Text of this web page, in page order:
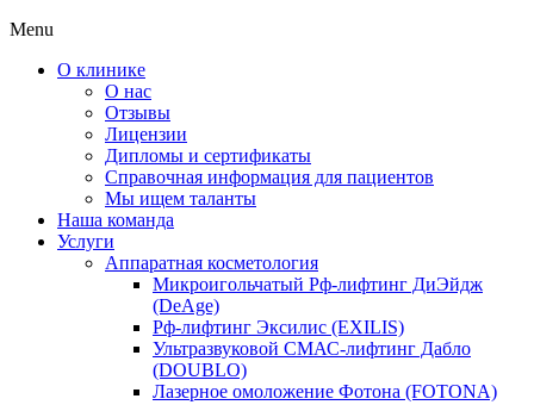
Menu
О клинике
О нас
Отзывы
Лицензии
Дипломы и сертификаты
Справочная информация для пациентов
Мы ищем таланты
Наша команда
Услуги
Аппаратная косметология
Микроигольчатый Рф-лифтинг ДиЭйдж
(DeAge)
Рф-лифтинг Эксилис (EXILIS)
Ультразвуковой СМАС-лифтинг Дабло
(DOUBLO)
Лазерное омоложение Фотона (FOTONA)